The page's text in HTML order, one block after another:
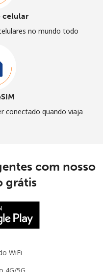
celular
no mundo todo
conectado quando viaja
com nosso
grátis
WiFi